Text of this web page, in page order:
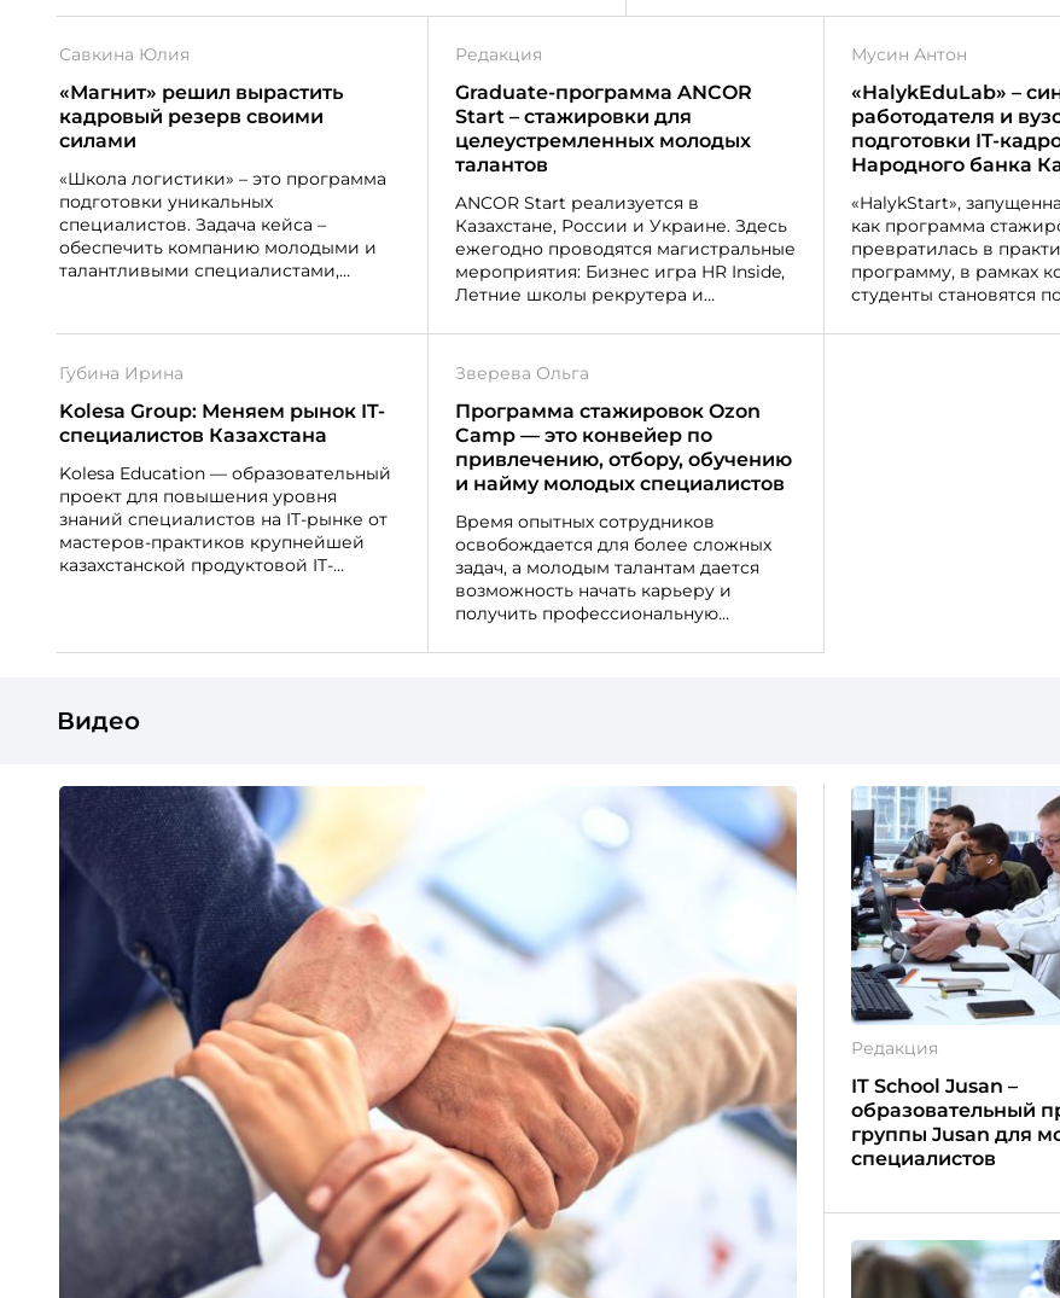
Савкина Юлия
«Магнит» решил вырастить
кадровый резерв своими
силами
«Школа логистики» – это программа
подготовки уникальных
специалистов. Задача кейса –
обеспечить компанию молодыми и
талантливыми специалистами,
определенным программным
обеспечением
Редакция
Graduate-программа ANCOR
Start – стажировки для
целеустремленных молодых
талантов
ANCOR Start реализуется в
Казахстане, России и Украине. Здесь
ежегодно проводятся магистральные
мероприятия: Бизнес игра HR Inside,
Летние школы рекрутера и
Мусин Антон
«HalykEduLab» –
работодателя и
подготовки IT-
Народного банка
«HalykStart», запущенная в
как программа
превратилась в
программу, в рамках
студенты становятся
бизнес-проектах
Губина Ирина
Kolesa Group: Меняем рынок IT-
специалистов Казахстана
Kolesa Education — образовательный
проект для повышения уровня
знаний специалистов на IT-рынке от
мастеров-практиков крупнейшей
казахстанской продуктовой IT-
Зверева Ольга
Программа стажировок Ozon
Camp — это конвейер по
привлечению, отбору, обучению
и найму молодых специалистов
Время опытных сотрудников
освобождается для более сложных
задач, а молодым талантам дается
возможность начать карьеру и
получить профессиональную
Видео
Редакция
IT School Jusan –
образовательный
группы Jusan для
специалистов